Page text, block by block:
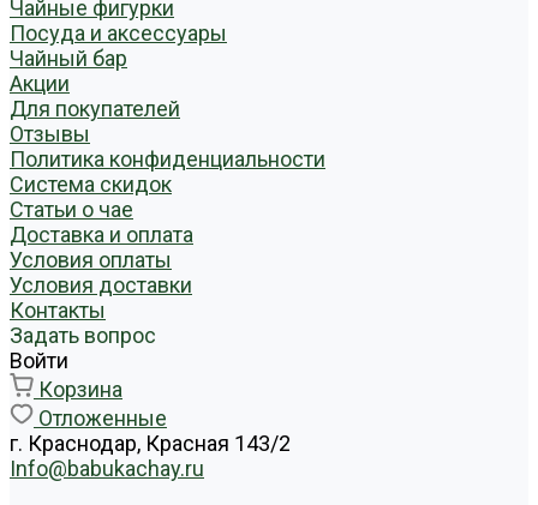
Чайные фигурки
Посуда и аксессуары
Чайный бар
Акции
Для покупателей
Отзывы
Политика конфиденциальности
Система скидок
Статьи о чае
Доставка и оплата
Условия оплаты
Условия доставки
Контакты
Задать вопрос
Войти
Корзина
Отложенные
г. Краснодар, Красная 143/2
Info@babukachay.ru